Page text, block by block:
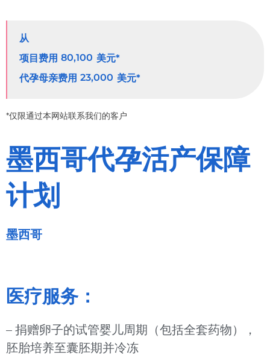
从
项目费用 80,100 美元*
代孕母亲费用 23,000 美元*
*仅限通过本网站联系我们的客户
墨西哥代孕活产保障
计划
墨西哥
医疗服务：
– 捐赠卵子的试管婴儿周期（包括全套药物），
胚胎培养至囊胚期并冷冻